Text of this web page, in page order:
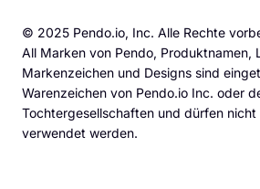
© 2025 Pendo.io, Inc. Alle Rechte
All Marken von Pendo, Produktnamen,
Markenzeichen und Designs sind
Warenzeichen von Pendo.io Inc. oder
Tochtergesellschaften und dürfen nicht
verwendet werden.